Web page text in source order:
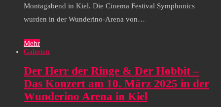
Montagabend in Kiel. Die Cinema Festival Symphonics
wurden in der Wunderino-Arena von…
Mehr
Galerien
Der Herr der Ringe & Der Hobbit –
Das Konzert am 10. März 2025 in der
Wunderino Arena in Kiel